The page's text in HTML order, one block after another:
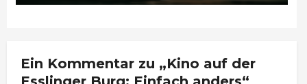
Ein Kommentar zu „Kino auf der